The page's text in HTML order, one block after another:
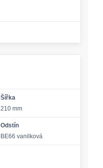
Šířka
210 mm
Odstín
BE66 vanilková